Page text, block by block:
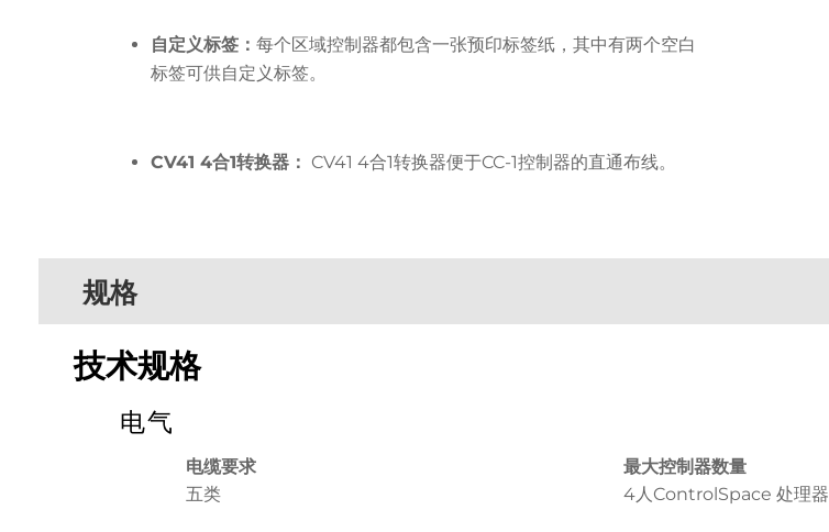
自定义标签： 每个区域控制器都包含一张预印标签纸，其中有两个空白
标签可供自定义标签。
CV41 4合1转换器： CV41 4合1转换器便于CC-1控制器的直通布线。
规格
技术规格
电气
电缆要求
五类
最大控制器数量
4人ControlSpace 处理器